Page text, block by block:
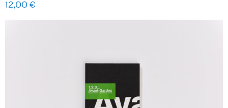
12,00€